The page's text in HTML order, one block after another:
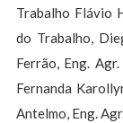
Trabalho Flávio
do Trabalho,
Ferrão, Eng.
Fernanda
Antelmo, Eng.